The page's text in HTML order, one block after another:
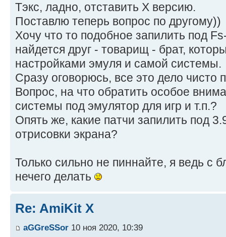
Тэкс, ладно, отставить X версию.
Поставлю теперь вопрос по другому))
Хочу что то подобное запилить под
найдется друг - товарищ - брат,
настройками эмуля и самой системы.
Сразу оговорюсь, все это дело чисто
Вопрос, на что обратить особое
системы под эмулятор для игр и т.п.?
Опять же, какие патчи запилить под
отрисовки экрана?
Только сильно не пиннайте, я ведь с
нечего делать
Re: AmiKit X
aGGreSSor 10 ноя 2020, 10:39